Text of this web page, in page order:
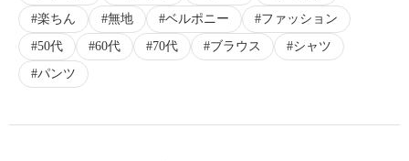
楽ちん
無地 ベルポニー
ファッション
50代
60代 70代 ブラウス
シャツ
パンツ